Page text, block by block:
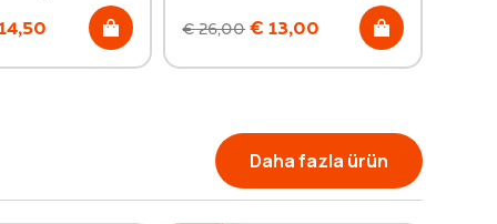
€26,00 € 13,00
Daha fazla ürün